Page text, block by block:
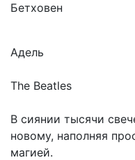
Бетховен
Адель
The Beatles
В сиянии тысячи
новому, наполняя
магией.